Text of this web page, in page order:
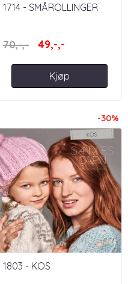
1714 - SMÅROLLINGER
70,-,- 49,-,-
Kjøp
-30%
1803 - KOS